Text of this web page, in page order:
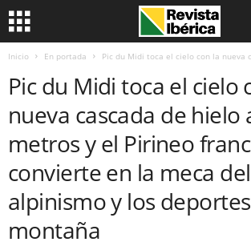
Inicio En portada Pic du Midi toca el cielo con la nueva
Pic du Midi toca el cielo
nueva cascada de hielo
metros y el Pirineo
convierte en la meca del
alpinismo y los
montaña